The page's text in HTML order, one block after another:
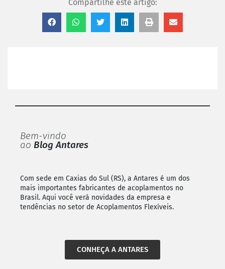
Compartilhe este artigo:
Bem-vindo
ao Blog Antares
Com sede em Caxias do Sul (RS), a Antares é um dos
mais importantes fabricantes de acoplamentos no
Brasil. Aqui você verá novidades da empresa e
tendências no setor de Acoplamentos Flexíveis.
CONHEÇA A ANTARES